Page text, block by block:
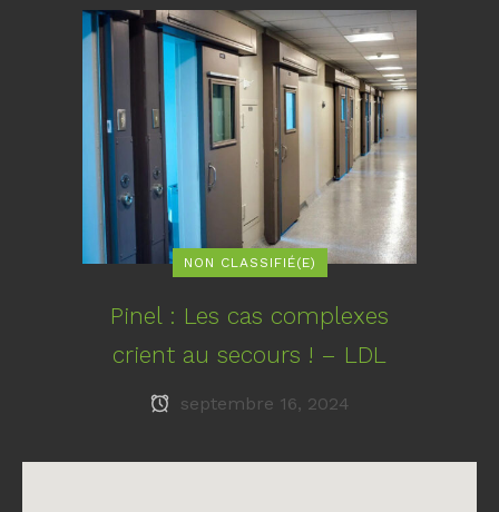
NON CLASSIFIÉ(E)
Pinel : Les cas complexes
crient au secours ! – LDL
septembre 16, 2024